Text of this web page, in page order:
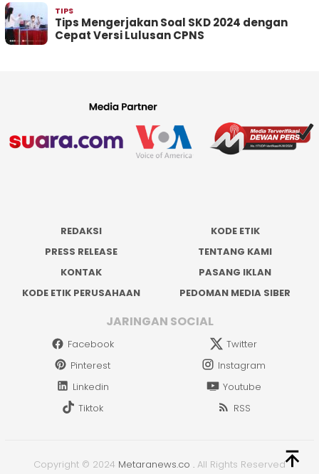
TIPS
Tips Mengerjakan Soal SKD 2024 dengan
Cepat Versi Lulusan CPNS
REDAKSI
KODE ETIK
PRESS RELEASE
TENTANG KAMI
KONTAK
PASANG IKLAN
KODE ETIK PERUSAHAAN
PEDOMAN MEDIA SIBER
JARINGAN SOCIAL
Facebook
Twitter
Pinterest
Instagram
Linkedin
Youtube
Tiktok
RSS
Copyright © 2024 Metaranews.co . All Rights Reserved